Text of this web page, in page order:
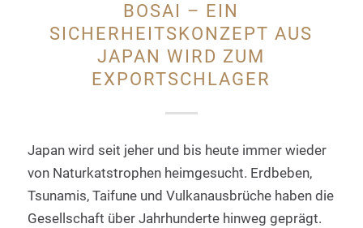
BOSAI – EIN
SICHERHEITSKONZEPT AUS
JAPAN WIRD ZUM
EXPORTSCHLAGER
Japan wird seit jeher und bis heute immer wieder
von Naturkatstrophen heimgesucht. Erdbeben,
Tsunamis, Taifune und Vulkanausbrüche haben die
Gesellschaft über Jahrhunderte hinweg geprägt.